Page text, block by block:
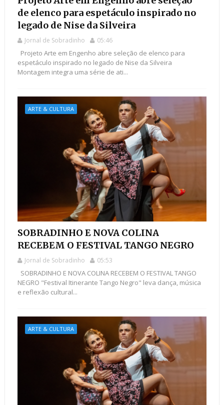
de elenco para espetáculo inspirado no
legado de Nise da Silveira
Jornal de Sobradinho 05:46
Projeto Arte em Engenho abre seleção de elenco para
espetáculo inspirado no legado de Nise da Silveira
Montagem integra uma série de ati...
ARTE & CULTURA
SOBRADINHO E NOVA COLINA
RECEBEM O FESTIVAL TANGO NEGRO
Jornal de Sobradinho 05:53
SOBRADINHO E NOVA COLINA RECEBEM O FESTIVAL TANGO
NEGRO "Festival Itinerante Tango Negro" leva dança, música
e reflexão cultural...
ARTE & CULTURA